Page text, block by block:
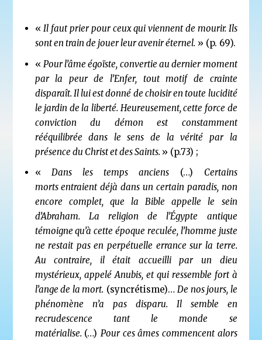
«Il faut prier pour ceux qui viennent de mourir. Ils
sont en train de jouer leur avenir éternel. » (p. 69).
« Pour l’âme égoïste, convertie au dernier moment
par la peur de l’Enfer, tout motif de crainte
disparaît. Il lui est donné de choisir en toute lucidité
le jardin de la liberté. Heureusement, cette force de
conviction du démon est constamment
rééquilibrée dans le sens de la vérité par la
présence du Christ et des Saints. » (p.73) ;
«Dans les temps anciens(…) Certains
mortsentraient déjàdans un certain paradis, non
encore complet, que la Bible appellele sein
d’Abraham. La religion de l’Égypte antique
témoigne qu’à cette époque reculée, l’homme juste
ne restait pas en perpétuelle errance sur la terre.
Au contraire, il était accueilli par un dieu
mystérieux, appelé Anubis, et qui ressemble fort à
l’ange de la mort. (syncrétisme)…De nos jours, le
phénomène n’a pas disparu. Il semble en
recrudescence tant le monde se
matérialise. (…) Pour ces âmes commencent alors